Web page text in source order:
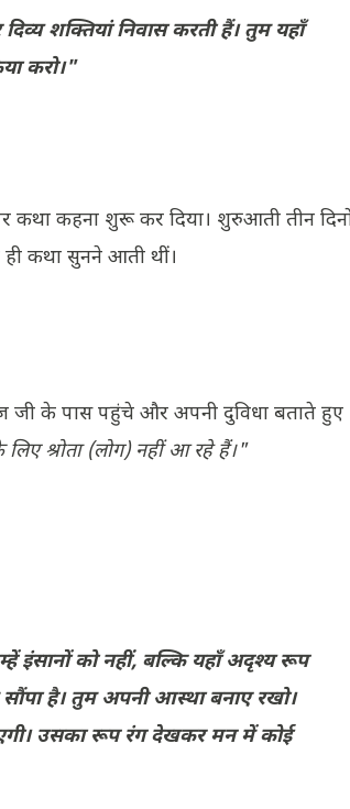
शक्तियां निवास करती हैं। तुम यहाँ
करो।"
कथा कहना शुरू कर दिया। शुरुआती तीन
कथा सुनने आती थीं।
जी के पास पहुंचे और अपनी दुविधा बताते हुए
श्रोता (लोग) नहीं आ रहे हैं।"
इंसानों को नहीं, बल्कि यहाँ अदृश्य रूप
है। तुम अपनी आस्था बनाए रखो।
उसका रूप रंग देखकर मन में कोई